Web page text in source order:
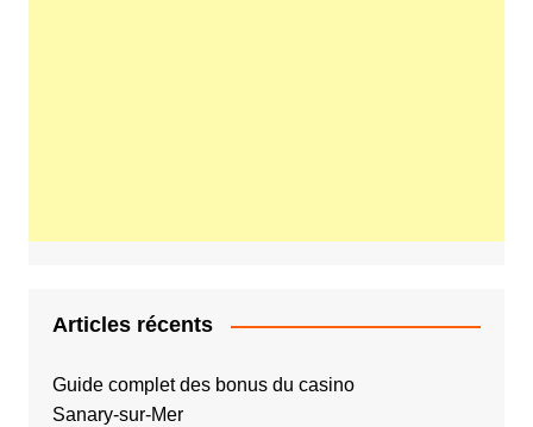
Articles récents
Guide complet des bonus du casino
Sanary‑sur‑Mer